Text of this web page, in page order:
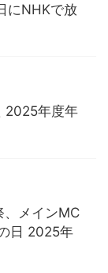
にNHKで放
2025年度年
、メインMC
日 2025年